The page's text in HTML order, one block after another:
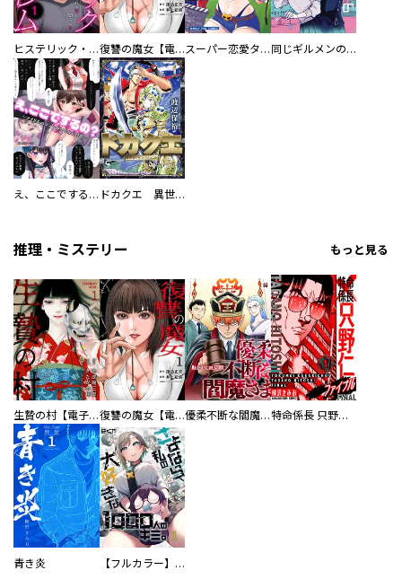
ヒステリック・ハーレム～搾られる男と堕ちる女～【電子単行本版】 復讐の魔女【電子単行本版】 スーパー恋愛タイム！～現場でドＳな彼女は自宅でデレる～ 同じギルメンの声が好き
え、ここでするの？ アイドルのファンが知らない日常 ドカクエ 異世界ドカコッククエスト
推理・ミステリー もっと見る
生贄の村【電子単行本版】 復讐の魔女【電子単行本版】 優柔不断な閻魔さま 特命係長 只野仁ファイナル 愛蔵版
青き炎 【フルカラー】さよなら、私の大好きな１０００人のキミ。